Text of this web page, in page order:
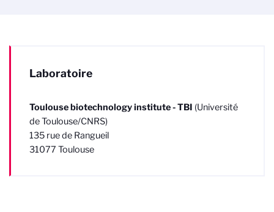
Laboratoire
Toulouse biotechnology institute - TBI (Université
de Toulouse/CNRS)
135 rue de Rangueil
31077 Toulouse